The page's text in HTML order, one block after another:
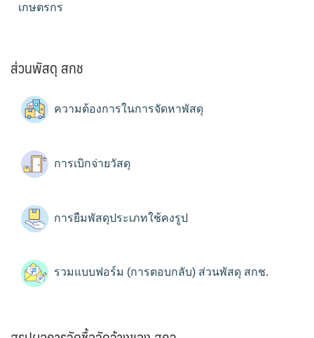
เกษตรกร
ส่วนพัสดุ สกช
ความต้องการในการจัดหาพัสดุ
การเบิกจ่ายวัสดุ
การยืมพัสดุประเภทใช้คงรูป
รวมแบบฟอร์ม (การตอบกลับ) ส่วนพัสดุ สกช.